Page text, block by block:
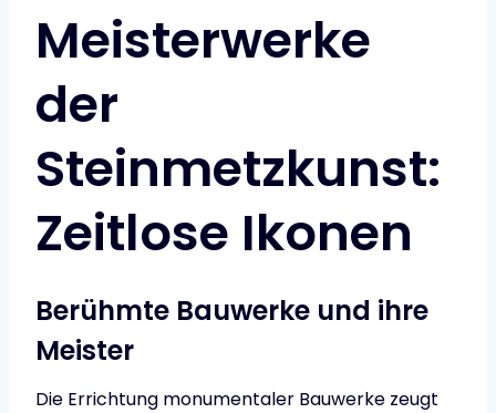
Meisterwerke
der
Steinmetzkunst:
Zeitlose Ikonen
Berühmte Bauwerke und ihre
Meister
Die Errichtung monumentaler Bauwerke zeugt